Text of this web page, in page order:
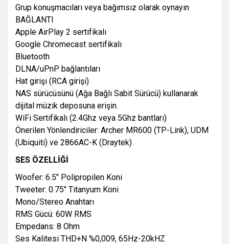
Grup konuşmacıları veya bağımsız olarak oynayın
BAĞLANTI
Apple AirPlay 2 sertifikalı
Google Chromecast sertifikalı
Bluetooth
DLNA/uPnP bağlantıları
Hat girişi (RCA girişi)
NAS sürücüsünü (Ağa Bağlı Sabit Sürücü) kullanarak
dijital müzik deposuna erişin.
WiFi Sertifikalı (2.4Ghz veya 5Ghz bantları)
Önerilen Yönlendiriciler: Archer MR600 (TP-Link), UDM
(Ubiquiti) ve 2866AC-K (Draytek)
SES ÖZELLİĞİ
Woofer: 6.5" Polipropilen Koni
Tweeter: 0.75" Titanyum Koni
Mono/Stereo Anahtarı
RMS Gücü: 60W RMS
Empedans: 8 Ohm
Ses Kalitesi THD+N %0,009, 65Hz-20kHZ